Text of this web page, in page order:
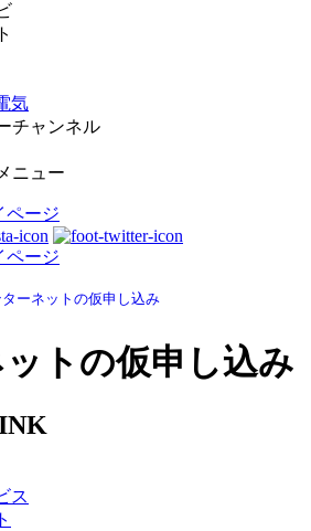
気
チャンネル
ニュー
ページ
ページ
ターネットの仮申し込み
トの仮申し込み
ス